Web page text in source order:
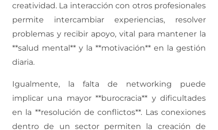
creatividad. La interacción con otros profesionales
permite intercambiar experiencias, resolver
problemas y recibir apoyo, vital para mantener la
**salud mental** y la **motivación** en la gestión
diaria.
Igualmente, la falta de networking puede
implicar una mayor **burocracia** y dificultades
en la **resolución de conflictos**. Las conexiones
dentro de un sector permiten la creación de